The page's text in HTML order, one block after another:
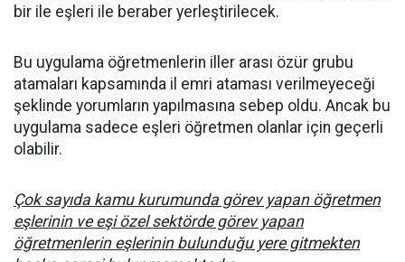
bir ile eşleri ile beraber yerleştirilecek.
Bu uygulama öğretmenlerin iller arası özür grubu
atamaları kapsamında il emri ataması verilmeyeceği
şeklinde yorumların yapılmasına sebep oldu. Ancak bu
uygulama sadece eşleri öğretmen olanlar için geçerli
olabilir.
Çok sayıda kamu kurumunda görev yapan öğretmen
eşlerinin ve eşi özel sektörde görev yapan
öğretmenlerin eşlerinin bulunduğu yere gitmekten